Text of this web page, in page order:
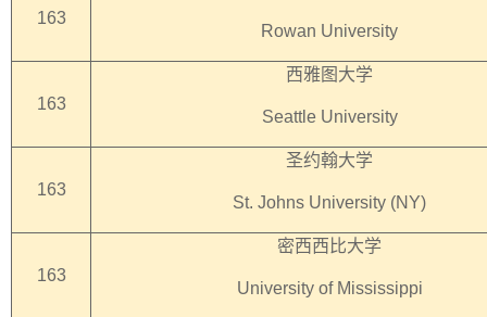
163
Rowan University
163
西雅图大学
Seattle University
163
圣约翰大学
St. Johns University (NY)
163
密西西比大学
University of Mississippi